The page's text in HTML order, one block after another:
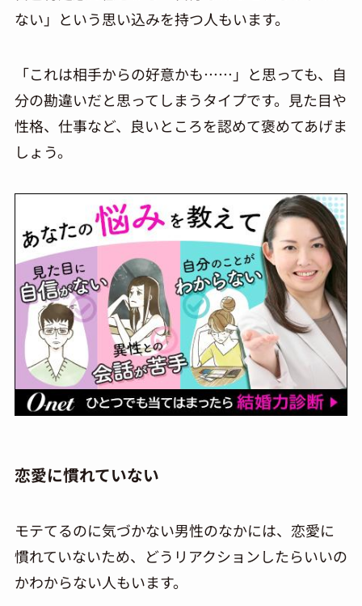
ない」という思い込みを持つ人もいます。
「これは相手からの好意かも……」と思っても、自
分の勘違いだと思ってしまうタイプです。見た目や
性格、仕事など、良いところを認めて褒めてあげま
しょう。
恋愛に慣れていない
モテてるのに気づかない男性のなかには、恋愛に
慣れていないため、どうリアクションしたらいいの
かわからない人もいます。